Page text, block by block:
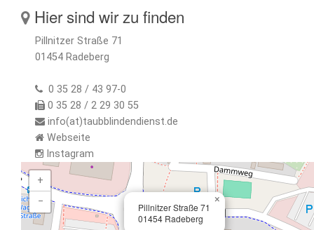
Hier sind wir zu finden
Pillnitzer Straße 71
01454 Radeberg
0 35 28 / 43 97-0
0 35 28 / 2 29 30 55
info(at)taubblindendienst.de
Webseite
Instagram
Pillnitzer Straße 71
01454 Radeberg
×
+
−